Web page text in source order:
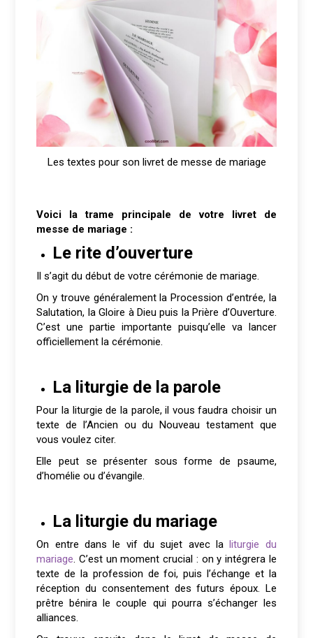
Les textes pour son livret de messe de mariage
Voici la trame principale de votre livret de
messe de mariage :
Le rite d’ouverture
Il s’agit du début de votre cérémonie de mariage.
On y trouve généralement la Procession d’entrée, la
Salutation, la Gloire à Dieu puis la Prière d’Ouverture.
C’est une partie importante puisqu’elle va lancer
officiellement la cérémonie.
La liturgie de la parole
Pour la liturgie de la parole, il vous faudra choisir un
texte de l’Ancien ou du Nouveau testament que
vous voulez citer.
Elle peut se présenter sous forme de psaume,
d’homélie ou d’évangile.
La liturgie du mariage
On entre dans le vif du sujet avec laliturgie du
mariage. C’est un moment crucial : on y intégrera le
texte de la profession de foi, puis l’échange et la
réception du consentement des futurs époux. Le
prêtre bénira le couple qui pourra s’échanger les
alliances.